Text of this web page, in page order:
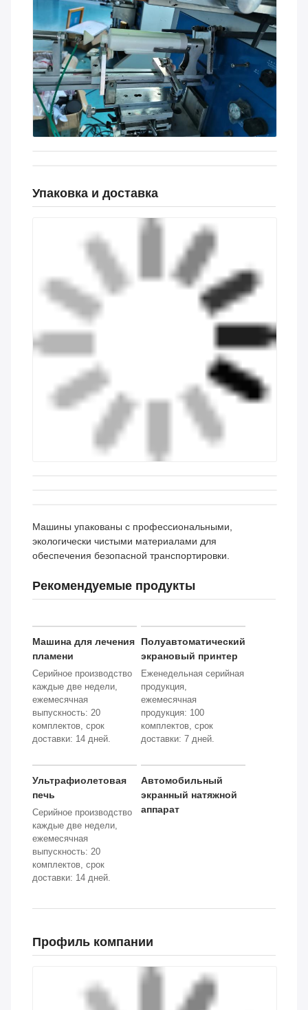
Упаковка и доставка
Машины упакованы с профессиональными,
Машина для лечения
Полуавтоматический
экрановый принтер